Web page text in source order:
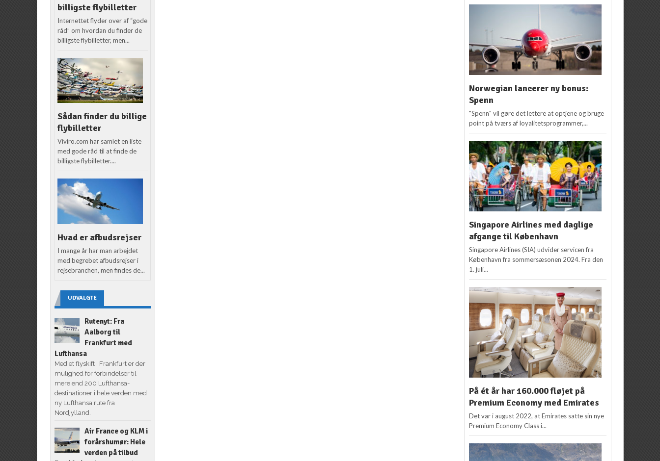
billigste flybilletter
Internettet flyder over af “gode
råd” om hvordan du finder de
billigste flybilletter, men...
Sådan finder du billige
flybilletter
Viviro.com har samlet en liste
med gode råd til at finde de
billigste flybilletter....
Hvad er afbudsrejser
I mange år har man arbejdet
med begrebet afbudsrejser i
rejsebranchen, men findes de...
UDVALGTE
Rutenyt: Fra
Aalborg til
Frankfurt med
Lufthansa
Med et flyskift i Frankfurt er der
mulighed for forbindelser til
mere end 200 Lufthansa-
destinationer i hele verden med
ny Lufthansa rute fra
Nordjylland.
Air France og KLM i
forårshumør: Hele
verden på tilbud
Norwegian lancerer ny bonus:
Spenn
"Spenn" vil gøre det lettere at optjene og bruge
point på tværs af loyalitetsprogrammer,...
Singapore Airlines med daglige
afgange til København
Singapore Airlines (SIA) udvider servicen fra
København fra sommersæsonen 2024. Fra den
1. juli...
På ét år har 160.000 fløjet på
Premium Economy med Emirates
Det var i august 2022, at Emirates satte sin nye
Premium Economy Class i...